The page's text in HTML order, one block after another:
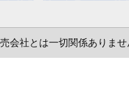
社とは一切関係ありませ